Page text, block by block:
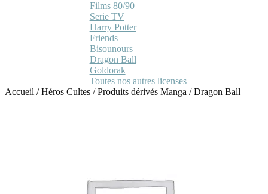
Films 80/90
Serie TV
Harry Potter
Friends
Bisounours
Dragon Ball
Goldorak
Toutes nos autres licenses
Accueil /Héros Cultes /Produits dérivés Manga /Dragon Ball